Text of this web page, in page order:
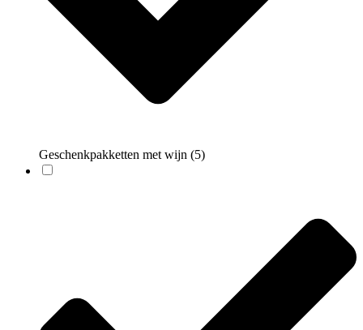
Geschenkpakketten met wijn (5)